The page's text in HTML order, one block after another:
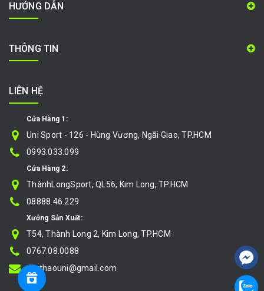
HƯỚNG DẪN
THÔNG TIN
LIÊN HỆ
Cửa Hàng 1:
Uni Sport - 126 - Hùng Vương, Ngãi Giao, TP.HCM
0993.033.099
Cửa Hàng 2:
ThànhLongSport, QL56, Kim Long, TP.HCM
08888.46.229
Xưởng Sản Xuất:
T54, Thành Long 2, Kim Long, TP.HCM
0767.08.0088
thethaouni@gmail.com